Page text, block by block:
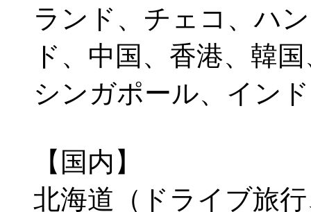
ランド、チェコ、ハ
ド、中国、香港、韓
シンガポール、イン
【国内】
北海道（ドライブ旅